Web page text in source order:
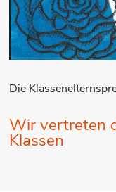
Die
Wir vertreten
Klassen